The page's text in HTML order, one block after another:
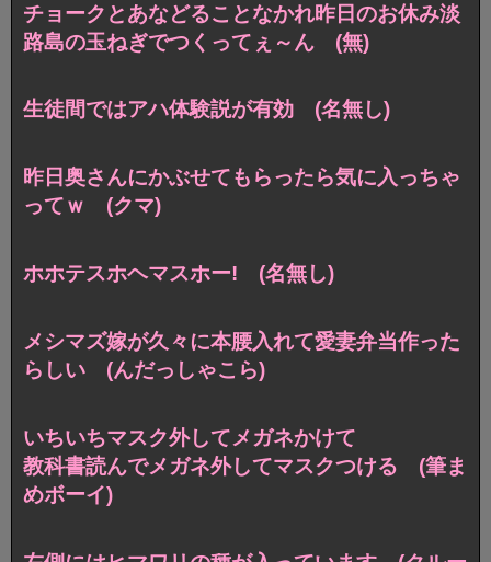
チョークとあなどることなかれ昨日のお休み淡
路島の玉ねぎでつくってぇ～ん (無)
生徒間ではアハ体験説が有効 (名無し)
昨日奥さんにかぶせてもらったら気に入っちゃ
ってｗ (クマ)
ホホテスホヘマスホー! (名無し)
メシマズ嫁が久々に本腰入れて愛妻弁当作った
らしい (んだっしゃこら)
いちいちマスク外してメガネかけて
教科書読んでメガネ外してマスクつける (筆ま
めボーイ)